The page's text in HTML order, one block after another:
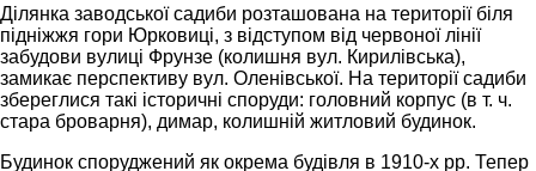
Ділянка заводської садиби розташована на території біля
підніжжя гори Юрковиці, з відступом від червоної лінії
забудови вулиці Фрунзе (колишня вул. Кирилівська),
замикає перспективу вул. Оленівської. На території садиби
збереглися такі історичні споруди: головний корпус (в т. ч.
стара броварня), димар, колишній житловий будинок.
Будинок споруджений як окрема будівля в 1910-х рр. Тепер